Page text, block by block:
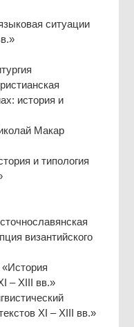
ситуации
история и
Макар
и типология
византийского
– XIII вв.»
XI – XIII вв.»